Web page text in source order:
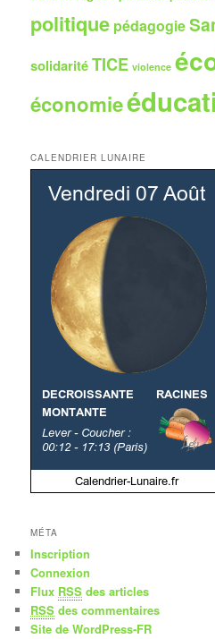
politique pédagogie
solidaritéTICE violence
économie
CALENDRIER LUNAIRE
MÉTA
Inscription
Connexion
Flux RSS des articles
RSS des commentaires
Site de WordPress-FR